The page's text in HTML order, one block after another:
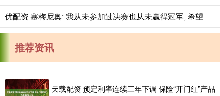
优配资 塞梅尼奥: 我从未参加过决赛也从未赢得冠军, 希望从联赛杯开始
推荐资讯
天载配资 预定利率连续三年下调 保险“开门红”产品